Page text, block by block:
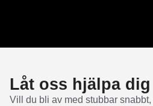
Låt oss hjälpa
Vill du bli av med stubbar